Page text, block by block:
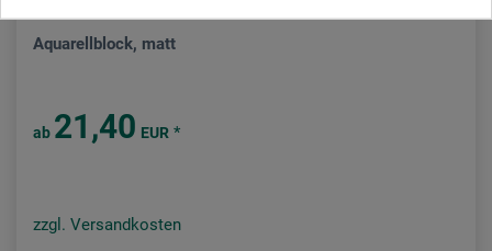
Aquarellblock, matt
ab 21,40 EUR *
zzgl. Versandkosten